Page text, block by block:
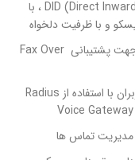
(FXO) و خطوط E1-PRI با قابلیت DID (Direct Inward Dialing) ، با
قابلیت یکپارچگی با Microsoft Exchange جهت پشتیبانی Fax Over
امکان ارائه سرویس AAA برای تماس های کاربران با استفاده از Radius